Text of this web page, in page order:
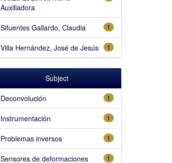
Auxiliadora
1
Sifuentes Gallardo, Claudia
1
Villa Hernández, José de Jesús
Subject
1
Deconvolución
1
Instrumentación
1
Problemas inversos
1
Sensores de deformaciones